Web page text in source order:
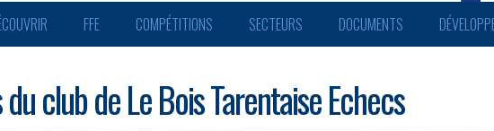
FFE COMPÉTITIONS SECTEURS DOCUMENTS
du club de Le Bois Tarentaise Echecs